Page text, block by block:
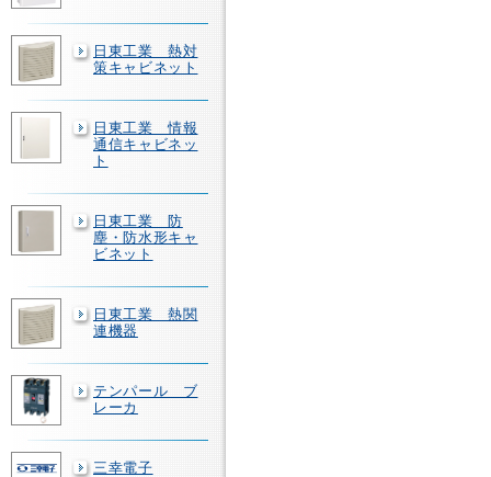
日東工業 熱対
策キャビネット
日東工業 情報
通信キャビネッ
ト
日東工業 防
塵・防水形キャ
ビネット
日東工業 熱関
連機器
テンパール ブ
レーカ
三幸電子